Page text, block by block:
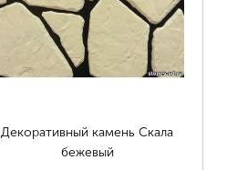
Декоративный камень Скала
бежевый